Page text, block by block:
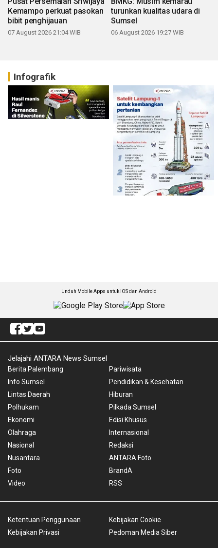
Kemampo perkuat pasokan
bibit penghijauan
07 August 2026 21:04 WIB
turunkan kualitas udara di
Sumsel
06 August 2026 19:27 WIB
Infografik
Unduh Mobile Apps untuk iOS dan Android
Jelajahi ANTARA News Sumsel
Berita Palembang
Info Sumsel
Lintas Daerah
Polhukam
Ekonomi
Olahraga
Nasional
Nusantara
Foto
Video
Pariwisata
Pendidikan & Kesehatan
Hiburan
Pilkada Sumsel
Edisi Khusus
Internasional
Redaksi
ANTARA Foto
BrandA
RSS
Ketentuan Penggunaan
Kebijakan Privasi
Kebijakan Cookie
Pedoman Media Siber